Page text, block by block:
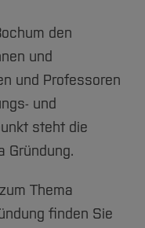
den
und
und Professoren
und
steht die
Gründung.
Thema
finden Sie